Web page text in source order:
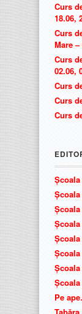
Curs
18.06,
Curs
Mare –
Curs
02.06,
Curs
Curs
Curs
Școala
Școala
Școala
Școala
Școala
Școala
Școala
Școala
Pe